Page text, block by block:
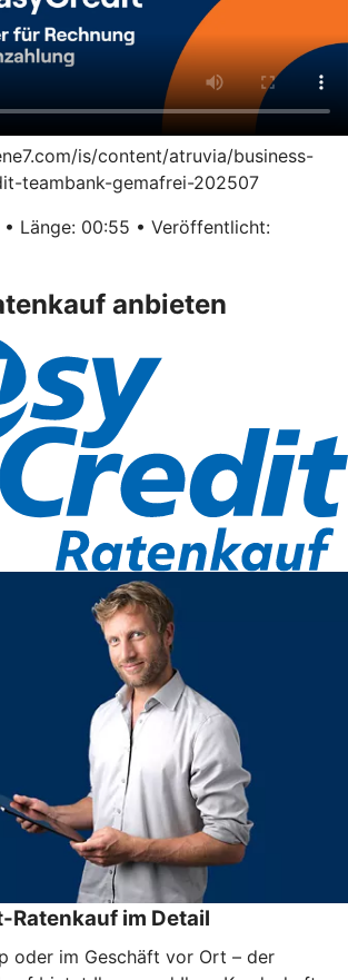
is/content/atruvia/business-
teambank-gemafrei-202507
• Länge: 00:55 • Veröffentlicht:
anbieten
Ratenkauf im Detail
oder im Geschäft vor Ort – der